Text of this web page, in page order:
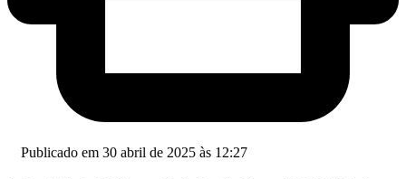
Publicado em 30 abril de 2025 às 12:27